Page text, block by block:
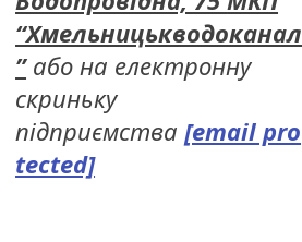
“Хмельницькводоканал
”або на електронну
скриньку
підприємства[email pro
tected]